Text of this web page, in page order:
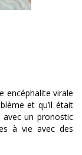
encéphalite virale
et qu’il était
un pronostic
à vie avec des